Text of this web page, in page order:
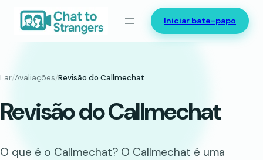
Saltar
Iniciar bate-papo
Lar/Avaliações/Revisão do Callmechat
Revisão do Callmechat
O que é o Callmechat? O Callmechat é uma